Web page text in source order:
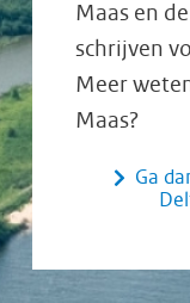
Maas en
schrijven
Meer
Maas?
Ga